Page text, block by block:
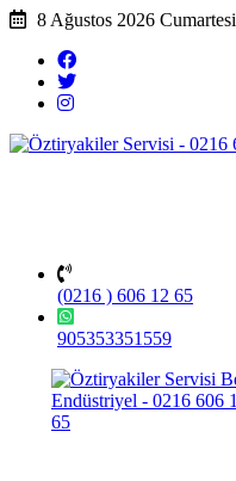
8 Ağustos 2026 Cumartesi
(0216 ) 606 12 65
905353351559